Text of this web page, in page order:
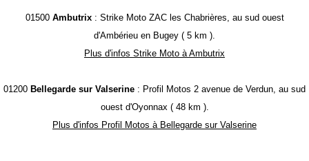
01500 Ambutrix: Strike Moto ZAC les Chabrières, au sud ouest
d'Ambérieu en Bugey ( 5 km ).
Plus d'infos Strike Moto à Ambutrix
01200 Bellegarde sur Valserine : Profil Motos 2 avenue de Verdun, au sud
ouest d'Oyonnax ( 48 km ).
Plus d'infos Profil Motos à Bellegarde sur Valserine